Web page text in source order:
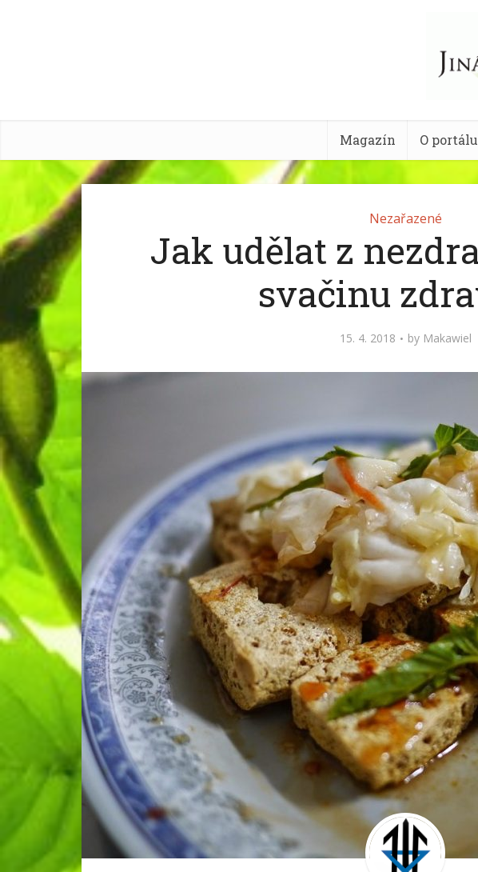
Magazín O portálu
Nezařazené
Jak udělat z
svačinu
15. 4. 2018 by Makawiel